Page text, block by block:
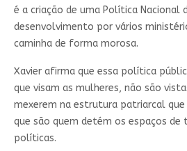
é a criação de uma Política Nacional
desenvolvimento por vários
caminha de forma morosa.
Xavier afirma que essa política
que visam as mulheres, não são
mexerem na estrutura patriarcal
que são quem detém os espaços de
políticas.